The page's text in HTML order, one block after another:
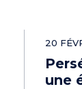
20
une